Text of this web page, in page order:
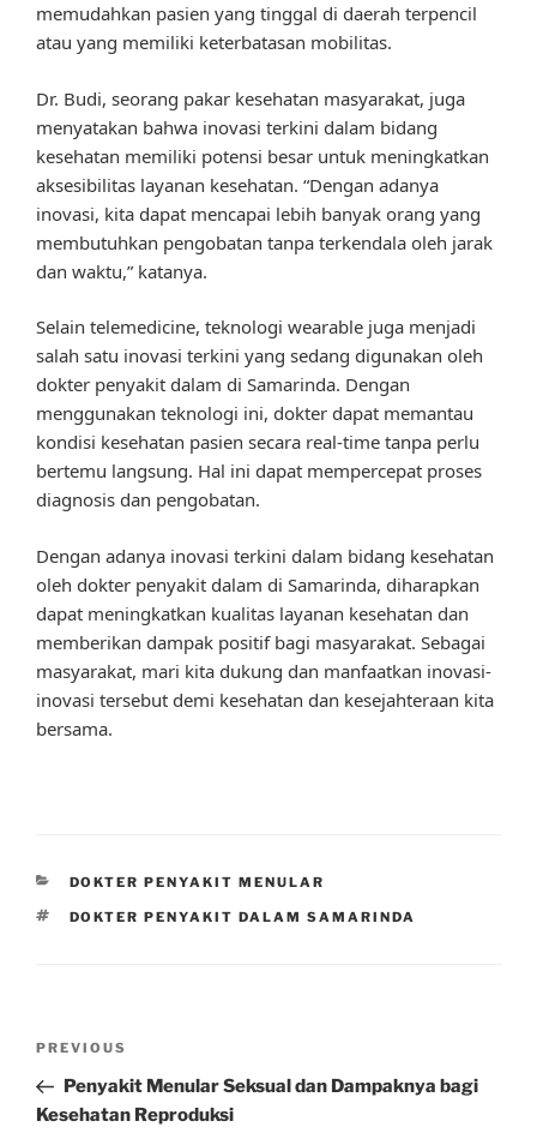
memudahkan pasien yang tinggal di daerah terpencil
atau yang memiliki keterbatasan mobilitas.
Dr. Budi, seorang pakar kesehatan masyarakat, juga
menyatakan bahwa inovasi terkini dalam bidang
kesehatan memiliki potensi besar untuk meningkatkan
aksesibilitas layanan kesehatan. “Dengan adanya
inovasi, kita dapat mencapai lebih banyak orang yang
membutuhkan pengobatan tanpa terkendala oleh jarak
dan waktu,” katanya.
Selain telemedicine, teknologi wearable juga menjadi
salah satu inovasi terkini yang sedang digunakan oleh
dokter penyakit dalam di Samarinda. Dengan
menggunakan teknologi ini, dokter dapat memantau
kondisi kesehatan pasien secara real-time tanpa perlu
bertemu langsung. Hal ini dapat mempercepat proses
diagnosis dan pengobatan.
Dengan adanya inovasi terkini dalam bidang kesehatan
oleh dokter penyakit dalam di Samarinda, diharapkan
dapat meningkatkan kualitas layanan kesehatan dan
memberikan dampak positif bagi masyarakat. Sebagai
masyarakat, mari kita dukung dan manfaatkan inovasi-
inovasi tersebut demi kesehatan dan kesejahteraan kita
bersama.
CATEGORIES
DOKTER PENYAKIT MENULAR
TAGS
DOKTER PENYAKIT DALAM SAMARINDA
Previous
Post
PREVIOUS
Penyakit Menular Seksual dan Dampaknya bagi
Kesehatan Reproduksi